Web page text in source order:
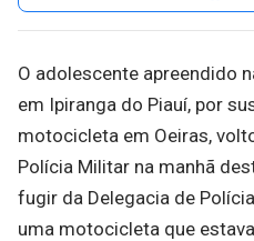
O adolescente apreendido
em Ipiranga do Piauí, por
motocicleta em Oeiras,
Polícia Militar na manhã
fugir da Delegacia de
uma motocicleta que